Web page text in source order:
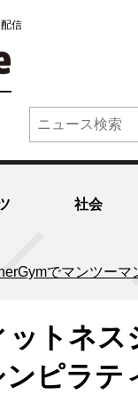
信
社会
でマンツー
ットネ
ピラテ